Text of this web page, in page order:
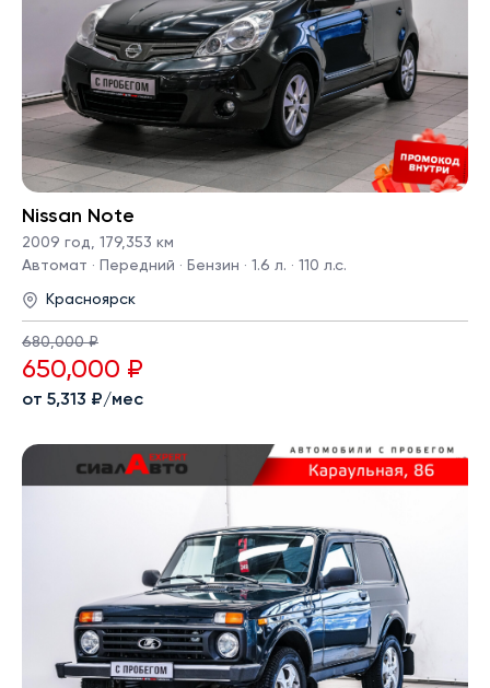
Nissan Note
2009 год, 179,353 км
Автомат · Передний · Бензин · 1.6 л. · 110 л.с.
Красноярск
680,000 ₽
650,000 ₽
от 5,313 ₽/мес